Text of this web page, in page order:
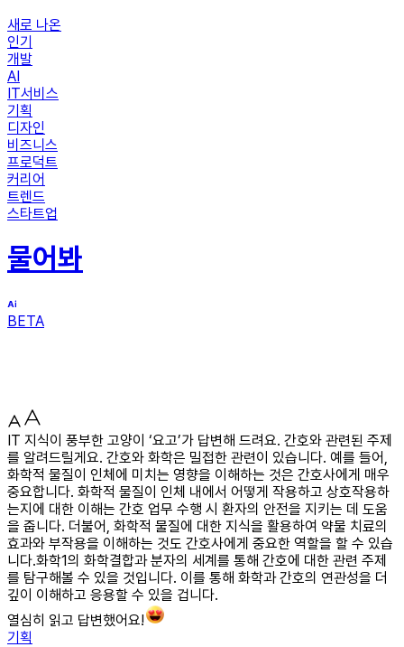
새로 나온
인기
개발
AI
IT서비스
기획
디자인
비즈니스
프로덕트
커리어
트렌드
스타트업
물어봐
BETA
IT 지식이 풍부한 고양이 ‘요고’가 답변해 드려요. 간호와 관련된 주제
를 알려드릴게요. 간호와 화학은 밀접한 관련이 있습니다. 예를 들어,
화학적 물질이 인체에 미치는 영향을 이해하는 것은 간호사에게 매우
중요합니다. 화학적 물질이 인체 내에서 어떻게 작용하고 상호작용하
는지에 대한 이해는 간호 업무 수행 시 환자의 안전을 지키는 데 도움
을 줍니다. 더불어, 화학적 물질에 대한 지식을 활용하여 약물 치료의
효과와 부작용을 이해하는 것도 간호사에게 중요한 역할을 할 수 있습
니다.화학1의 화학결합과 분자의 세계를 통해 간호에 대한 관련 주제
를 탐구해볼 수 있을 것입니다. 이를 통해 화학과 간호의 연관성을 더
깊이 이해하고 응용할 수 있을 겁니다.
열심히 읽고 답변했어요!
기획